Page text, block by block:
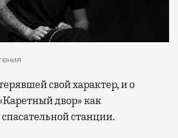
двор» как
станции.